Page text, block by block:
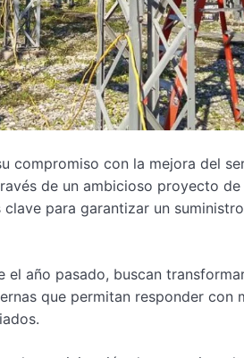
compromiso con la mejora del
de un ambicioso proyecto
para garantizar un
el año pasado, buscan
que permitan responder con